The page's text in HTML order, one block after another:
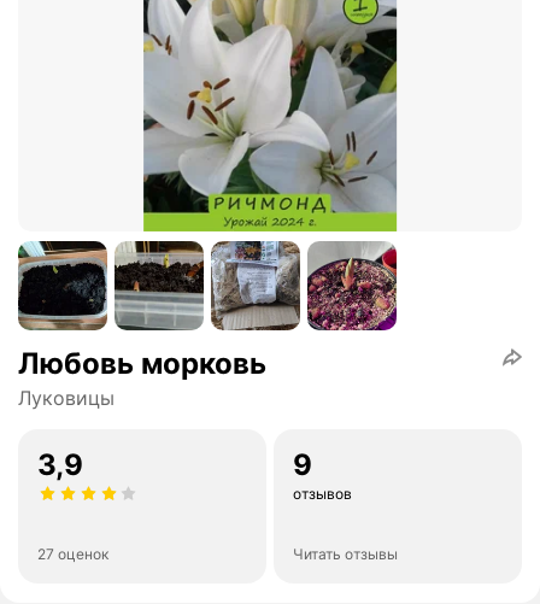
Любовь морковь
Луковицы
3,9
27 оценок
9
отзывов
Читать отзывы